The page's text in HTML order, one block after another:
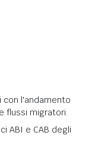
con l'andamento
flussi migratori.
ABI e CAB degli